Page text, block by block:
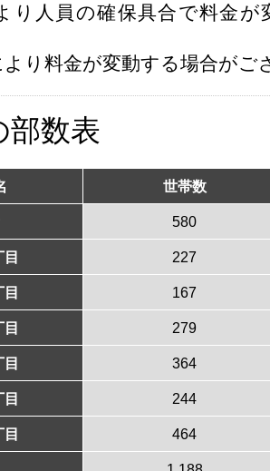
り人員の確保具合で料金が
り料金が変動する場合がご
部数表
世帯数
580
227
167
279
364
244
464